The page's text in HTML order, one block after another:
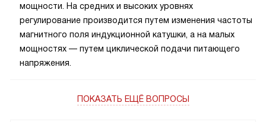
мощности. На средних и высоких уровнях
регулирование производится путем изменения частоты
магнитного поля индукционной катушки, а на малых
мощностях — путем циклической подачи питающего
напряжения.
ПОКАЗАТЬ ЕЩЁ ВОПРОСЫ